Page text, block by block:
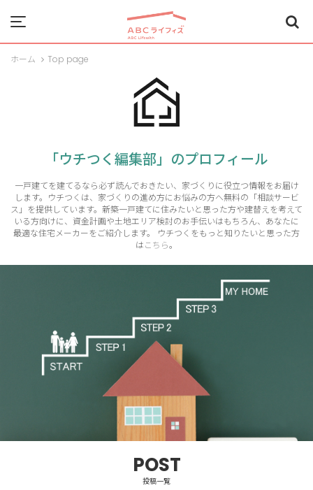
Menu
ホーム Top page
「ウチつく編集部」のプロフィール
一戸建てを建てるなら必ず読んでおきたい、家づくりに役立つ情報をお届け
します。ウチつくは、家づくりの進め方にお悩みの方へ無料の「相談サービ
ス」を提供しています。新築一戸建てに住みたいと思った方や建替えを考えて
いる方向けに、資金計画や土地エリア検討のお手伝いはもちろん、あなたに
最適な住宅メーカーをご紹介します。 ウチつくをもっと知りたいと思った方
はこちら。
POST
投稿一覧